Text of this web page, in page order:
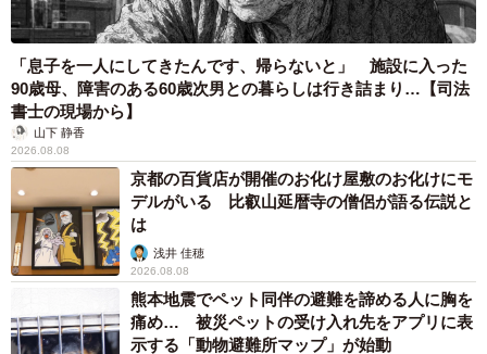
「息子を一人にしてきたんです、帰らないと」 施設に入った
90歳母、障害のある60歳次男との暮らしは行き詰まり…【司法
書士の現場から】
山下 静香
2026.08.08
京都の百貨店が開催のお化け屋敷のお化けにモ
デルがいる 比叡山延暦寺の僧侶が語る伝説と
は
浅井 佳穂
2026.08.08
熊本地震でペット同伴の避難を諦める人に胸を
痛め… 被災ペットの受け入れ先をアプリに表
示する「動物避難所マップ」が始動